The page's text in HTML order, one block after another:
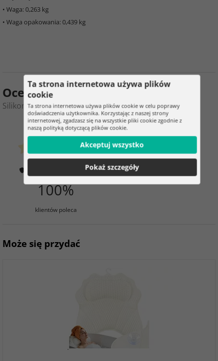
• Waga: 0,263 kg
• Waga opakowania: 0,439 kg
Ocena produktu
Silikonowa szczotka do toalety – szczotka WC RUHHY
0
0 ocena
Jak weryfikujemy oceny?
2
klientów już kupiło
100%
klientów poleca
Może się przydać
Ta strona internetowa używa plików
cookie
Ta strona internetowa używa plików cookie w celu poprawy
doświadczenia użytkownika. Korzystając z naszej strony
internetowej, zgadzasz się na wszystkie pliki cookie zgodnie z
naszą polityką dotyczącą plików cookie.
Akceptuj wszystko
Pokaż szczegóły